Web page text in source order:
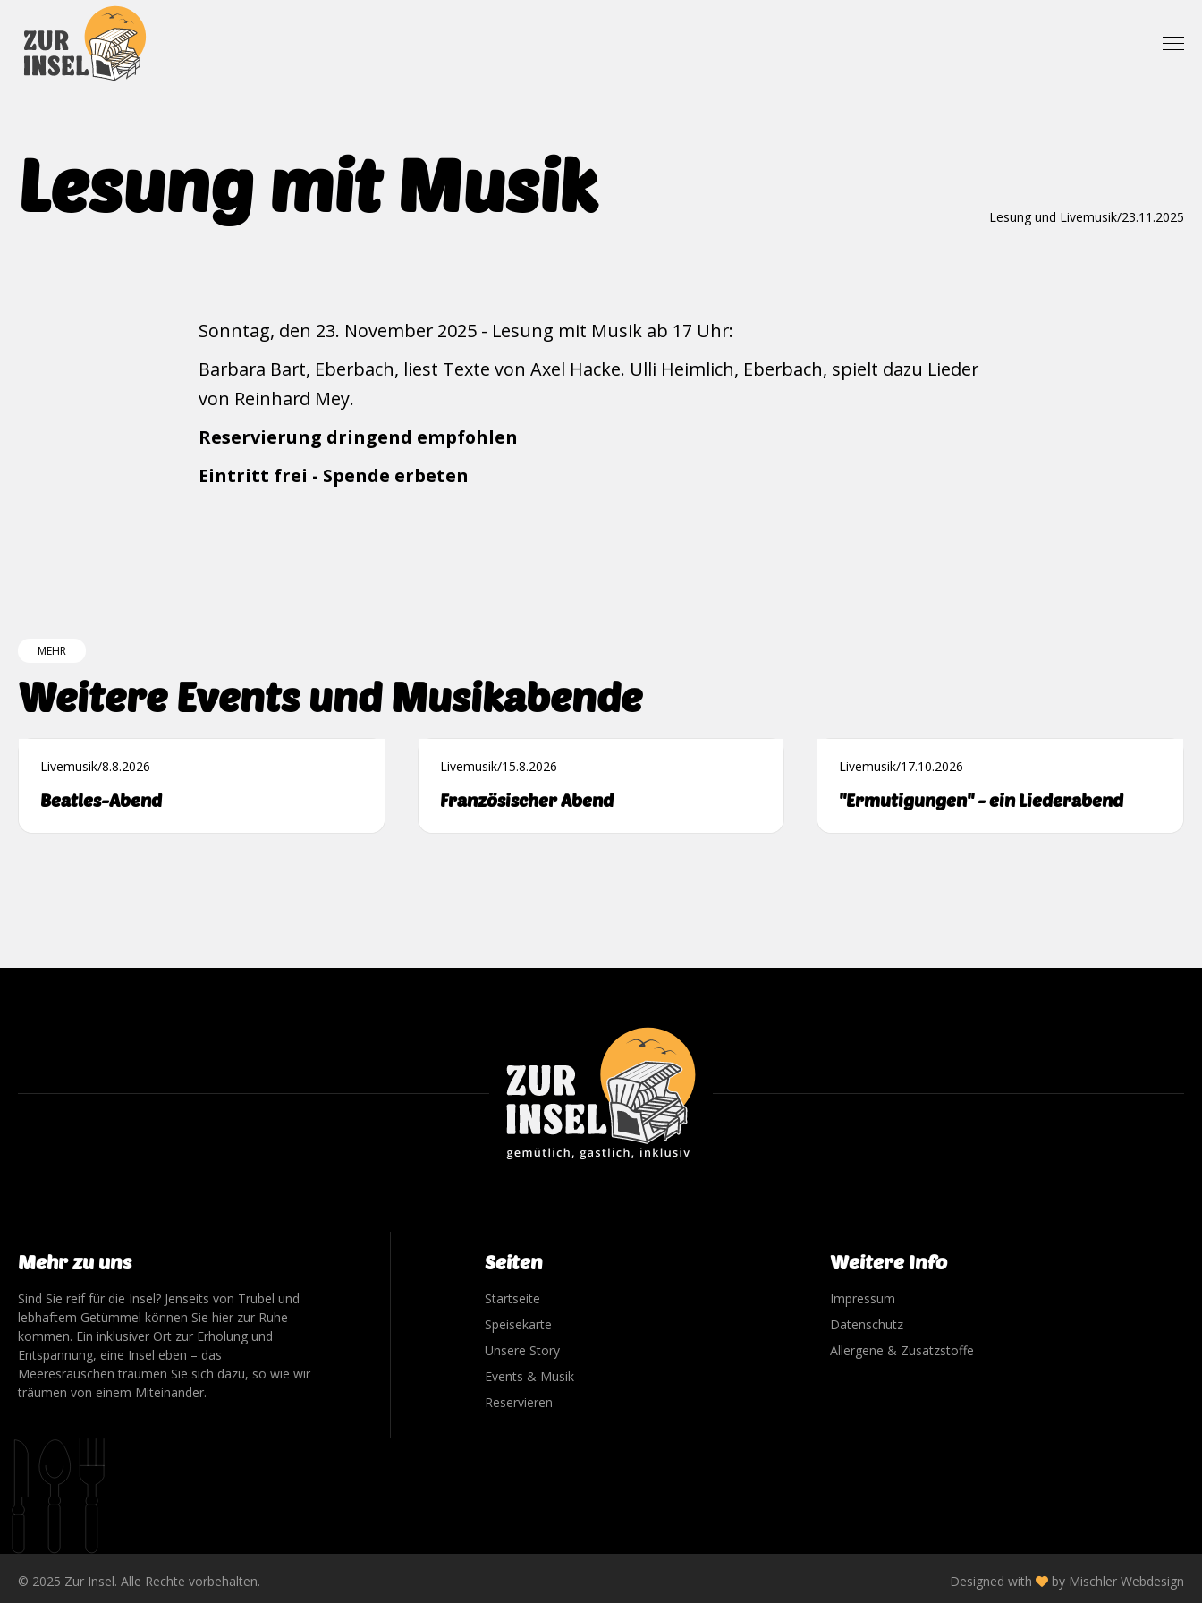
Lesung mit Musik Lesung und Livemusik/23.11.2025
Sonntag, den 23. November 2025 - Lesung mit Musik ab 17 Uhr:
Barbara Bart, Eberbach, liest Texte von Axel Hacke. Ulli Heimlich, Eberbach, spielt dazu Lieder
von Reinhard Mey.
Reservierung dringend empfohlen
Eintritt frei - Spende erbeten
MEHR
Weitere Events und Musikabende
Livemusik/8.8.2026
Beatles-Abend
Livemusik/15.8.2026
Französischer Abend
Livemusik/17.10.2026
"Ermutigungen" - ein Liederabend
Mehr zu uns
Sind Sie reif für die Insel? Jenseits von Trubel und
lebhaftem Getümmel können Sie hier zur Ruhe
kommen. Ein inklusiver Ort zur Erholung und
Entspannung, eine Insel eben – das
Meeresrauschen träumen Sie sich dazu, so wie wir
träumen von einem Miteinander.
Seiten
Startseite
Speisekarte
Unsere Story
Events & Musik
Reservieren
Weitere Info
Impressum
Datenschutz
Allergene & Zusatzstoffe
© 2025 Zur Insel. Alle Rechte vorbehalten. Designed with  by Mischler Webdesign